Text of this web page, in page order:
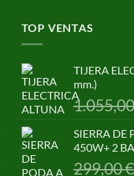
TOP VENTAS
TIJERA
mm.)
SIERRA DE
450W+ 2
299,00€